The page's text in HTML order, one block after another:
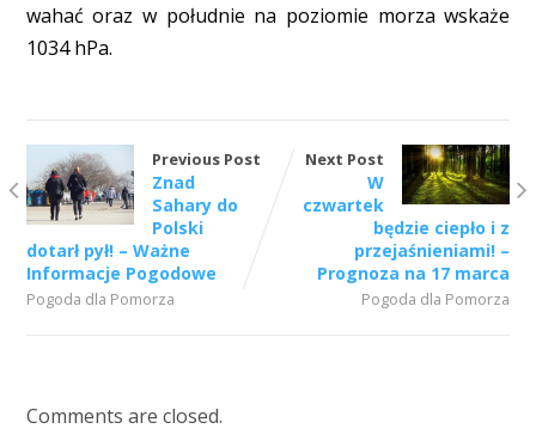
wahać oraz w południe na poziomie morza wskaże
1034 hPa.
Previous Post
Znad
Sahary do
Polski
dotarł pył! – Ważne
Informacje Pogodowe
Pogoda dla Pomorza
Next Post
W
czwartek
będzie ciepło i z
przejaśnieniami! –
Prognoza na 17 marca
Pogoda dla Pomorza
Comments are closed.